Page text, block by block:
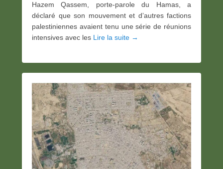
Hazem Qassem, porte-parole du Hamas, a
déclaré que son mouvement et d’autres factions
palestiniennes avaient tenu une série de réunions
intensives avec les Lire la suite →